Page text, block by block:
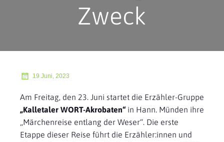
Zweck
19 Juni, 2023
Am Freitag, den 23. Juni startet die Erzähler-Gruppe
„Kalletaler WORT-Akrobaten“in Hann. Münden ihre
„Märchenreise entlang der Weser“. Die erste
Etappe dieser Reise führt die Erzähler:innen und